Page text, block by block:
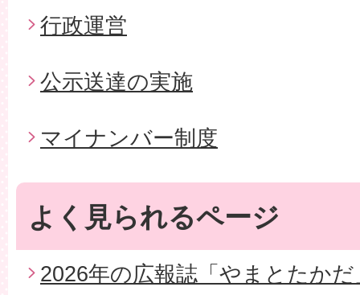
行政運営
公示送達の実施
マイナンバー制度
よく見られるページ
2026年の広報誌「やまとたかだ